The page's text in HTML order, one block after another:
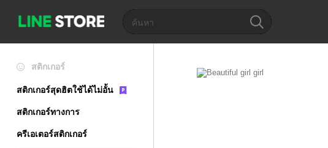
สติกเกอร์
สติกเกอร์สุดฮิตใช้ได้ไม่อั้น
สติกเกอร์ทางการ
ครีเอเตอร์สติกเกอร์